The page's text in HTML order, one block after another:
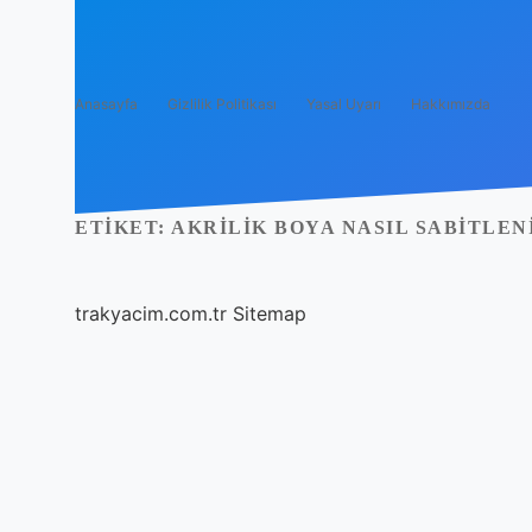
Anasayfa Gizlilik Politikası Yasal Uyarı Hakkımızda
ETIKET: AKRILIK BOYA NASIL
trakyacim.com.tr Sitemap